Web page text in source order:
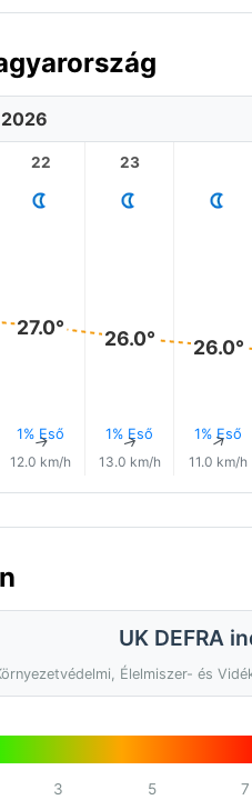
22
27.0°
1% Eső
↑
12.0 km/h
23
26.0°
1% Eső
↑
13.0 km/h
26.0°
1% Eső
↑
11.0 km/h
UK DEFRA
Élelmiszer- és
3 5 7